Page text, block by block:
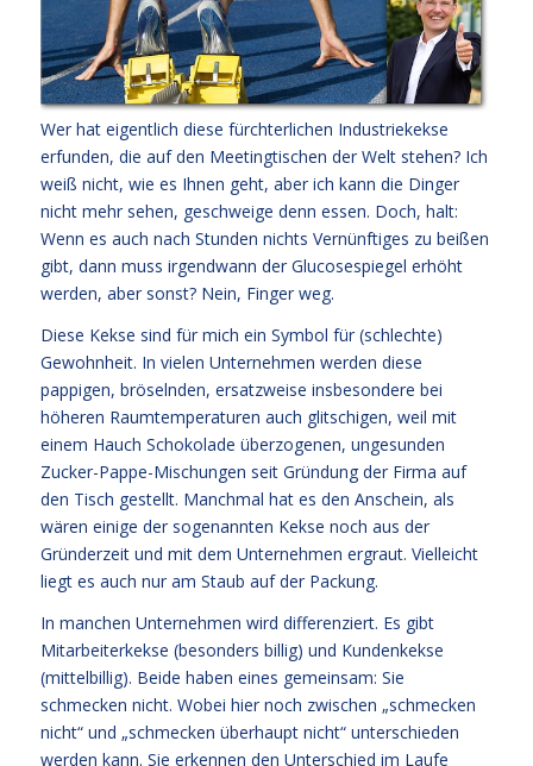
Wer hat eigentlich diese fürchterlichen Industriekekse
erfunden, die auf den Meetingtischen der Welt stehen? Ich
weiß nicht, wie es Ihnen geht, aber ich kann die Dinger
nicht mehr sehen, geschweige denn essen. Doch, halt:
Wenn es auch nach Stunden nichts Vernünftiges zu beißen
gibt, dann muss irgendwann der Glucosespiegel erhöht
werden, aber sonst? Nein, Finger weg.
Diese Kekse sind für mich ein Symbol für (schlechte)
Gewohnheit. In vielen Unternehmen werden diese
pappigen, bröselnden, ersatzweise insbesondere bei
höheren Raumtemperaturen auch glitschigen, weil mit
einem Hauch Schokolade überzogenen, ungesunden
Zucker-Pappe-Mischungen seit Gründung der Firma auf
den Tisch gestellt. Manchmal hat es den Anschein, als
wären einige der sogenannten Kekse noch aus der
Gründerzeit und mit dem Unternehmen ergraut. Vielleicht
liegt es auch nur am Staub auf der Packung.
In manchen Unternehmen wird differenziert. Es gibt
Mitarbeiterkekse (besonders billig) und Kundenkekse
(mittelbillig). Beide haben eines gemeinsam: Sie
schmecken nicht. Wobei hier noch zwischen „schmecken
nicht“ und „schmecken überhaupt nicht“ unterschieden
werden kann. Sie erkennen den Unterschied im Laufe